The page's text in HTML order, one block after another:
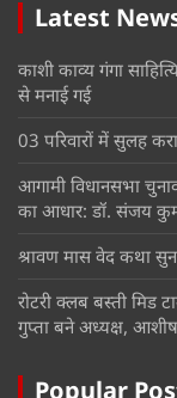
Latest
काशी काव्य गंगा
से मनाई गई
03 परिवारों में सुलह
आगामी विधानसभा
का आधार: डॉ. संजय
श्रावण मास वेद कथा
रोटरी क्लब बस्ती मिड
गुप्ता बने अध्यक्ष, आशीष
Popular